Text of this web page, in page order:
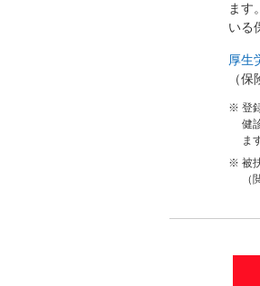
ます
いる
厚生
（
※ 登
健
ま
※ 被